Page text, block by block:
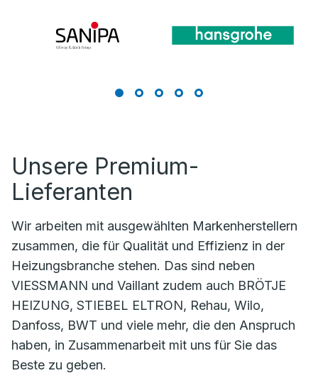
Unsere Premium-
Lieferanten
Wir arbeiten mit ausgewählten Markenherstellern
zusammen, die für Qualität und Effizienz in der
Heizungsbranche stehen. Das sind neben
VIESSMANN und Vaillant zudem auch BRÖTJE
HEIZUNG, STIEBEL ELTRON, Rehau, Wilo,
Danfoss, BWT und viele mehr, die den Anspruch
haben, in Zusammenarbeit mit uns für Sie das
Beste zu geben.